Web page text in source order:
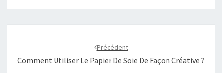
Précédent
Comment Utiliser Le Papier De Soie De Façon Créative ?